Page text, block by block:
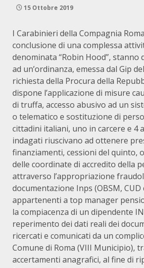
15 Ottobre 2019
I Carabinieri della Compagnia
conclusione di una complessa
denominata “Robin Hood”, stanno
ad un’ordinanza, emessa dal Gip
richiesta della Procura della
dispone l’applicazione di misure
di truffa, accesso abusivo ad un
o telematico e sostituzione di
cittadini italiani, uno in carcere e 4
indagati riuscivano ad ottenere
finanziamenti, cessioni del quinto,
delle coordinate di accredito della
attraverso l’appropriazione
documentazione Inps (OBSM, CUD
appartenenti a top manager
la compiacenza di un dipendente
reperimento dei dati reali dei
ricercati e comunicati da un
Comune di Roma (VIII Municipio),
accertamenti anagrafici, al fine di